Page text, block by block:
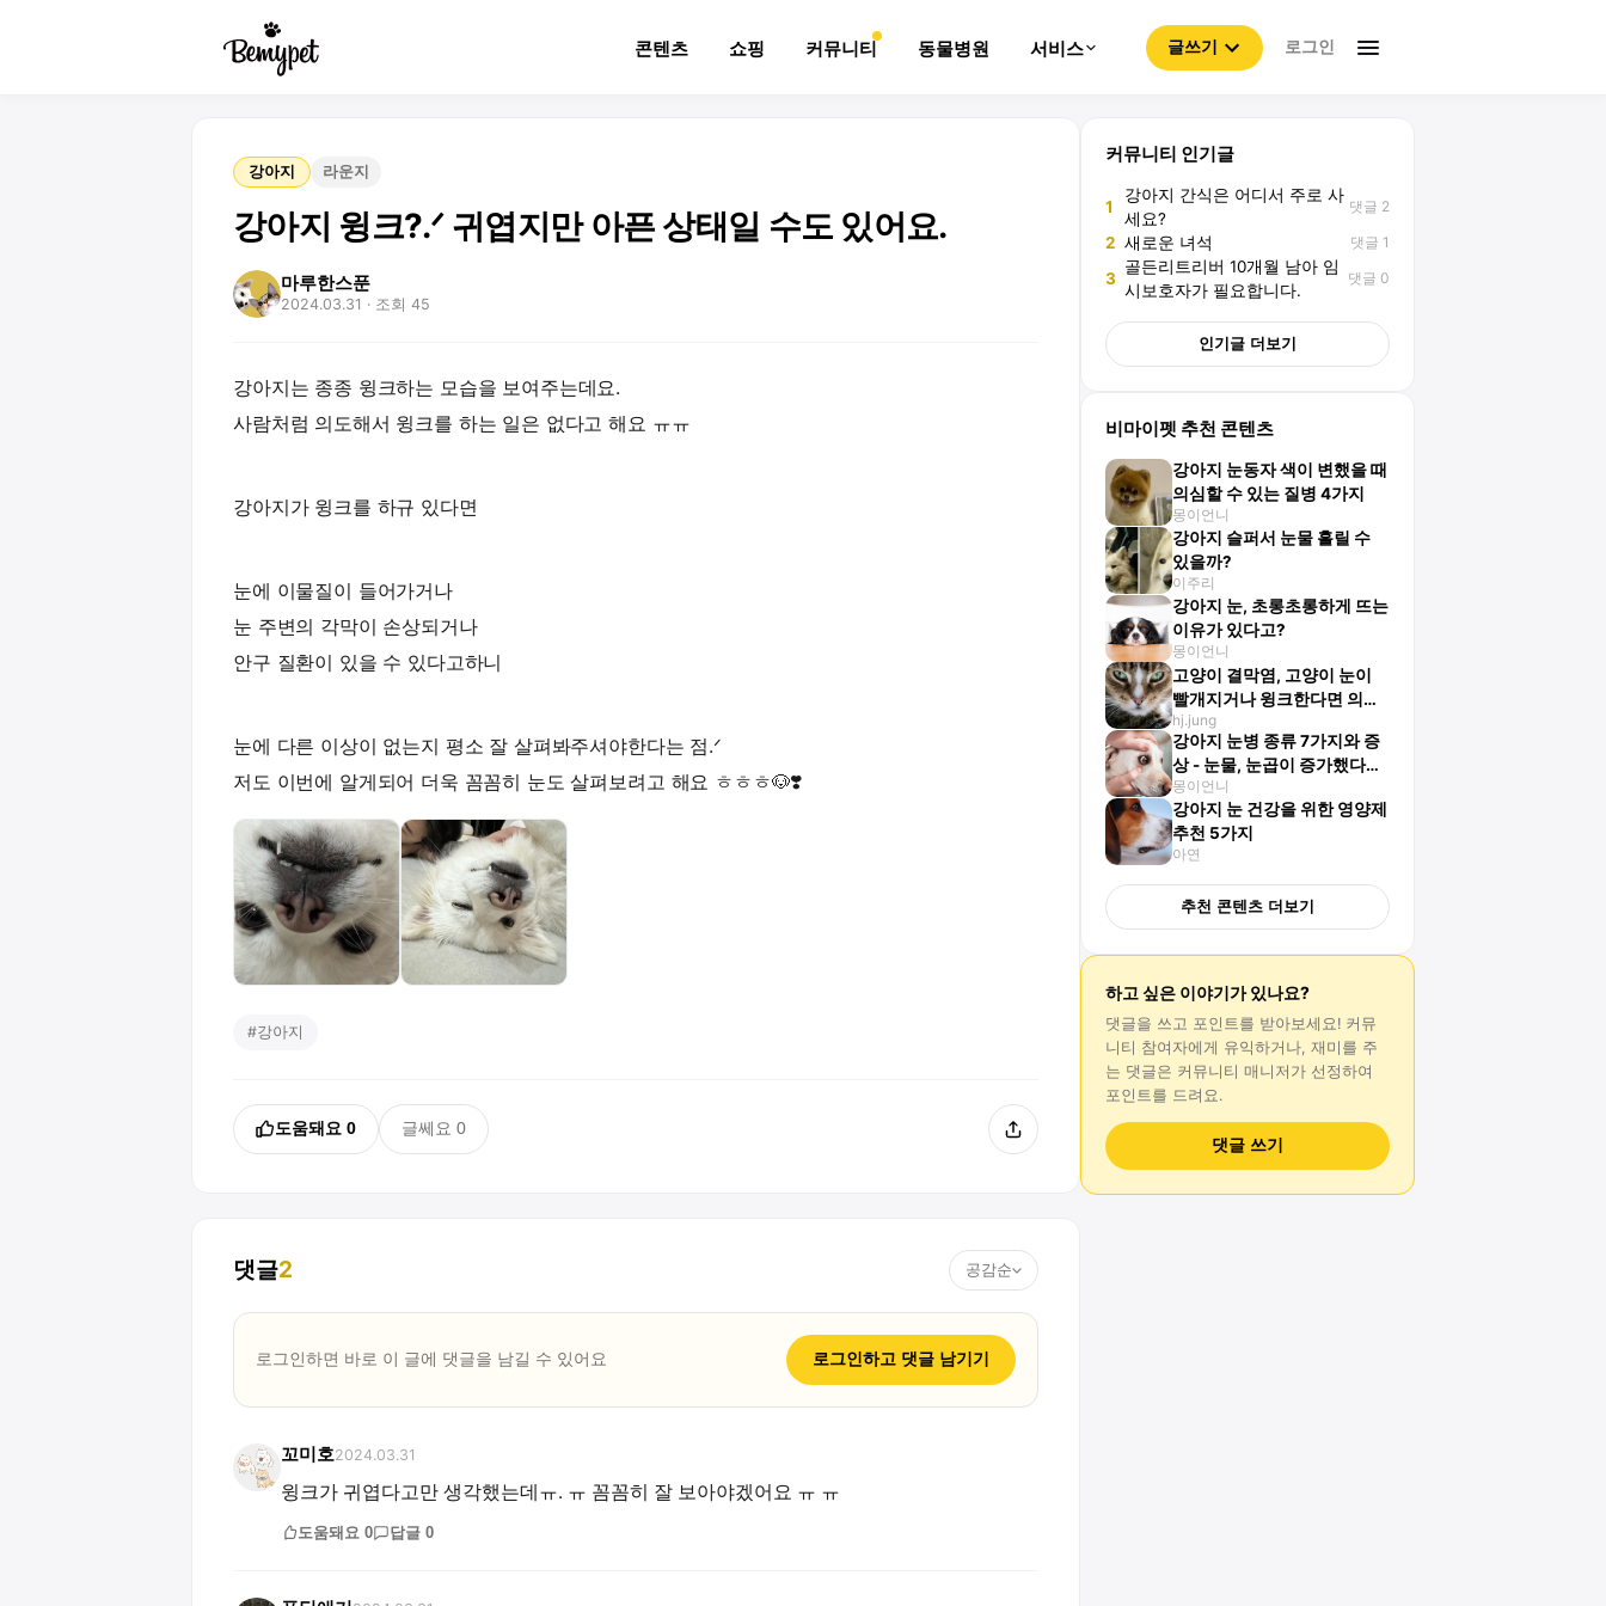
콘텐츠 쇼핑 커뮤니티 동물병원 서비스 글쓰기 로그인
강아지 라운지
강아지 윙크?.ᐟ 귀엽지만 아픈 상태일 수도 있어요.
마루한스푼
2024.03.31 · 조회 45
강아지는 종종 윙크하는 모습을 보여주는데요.
사람처럼 의도해서 윙크를 하는 일은 없다고 해요 ㅠㅠ
강아지가 윙크를 하규 있다면
눈에 이물질이 들어가거나
눈 주변의 각막이 손상되거나
안구 질환이 있을 수 있다고하니
눈에 다른 이상이 없는지 평소 잘 살펴봐주셔야한다는 점.ᐟ
저도 이번에 알게되어 더욱 꼼꼼히 눈도 살펴보려고 해요 ㅎㅎㅎ🐶❣️
#강아지
도움돼요 0 글쎄요 0
댓글2 공감순
로그인하면 바로 이 글에 댓글을 남길 수 있어요 로그인하고 댓글 남기기
꼬미호2024.03.31
윙크가 귀엽다고만 생각했는데ㅠ. ㅠ 꼼꼼히 잘 보아야겠어요 ㅠ ㅠ
도움돼요 0 답글 0
커뮤니티 인기글
1
강아지 간식은 어디서 주로 사
세요?
댓글 2
2 새로운 녀석 댓글 1
3
골든리트리버 10개월 남아 임
시보호자가 필요합니다.
댓글 0
인기글 더보기
비마이펫 추천 콘텐츠
강아지 눈동자 색이 변했을 때
의심할 수 있는 질병 4가지
몽이언니
강아지 슬퍼서 눈물 흘릴 수
있을까?
이주리
강아지 눈, 초롱초롱하게 뜨는
이유가 있다고?
몽이언니
고양이 결막염, 고양이 눈이
빨개지거나 윙크한다면 의심
해야 해요!
hj.jung
강아지 눈병 종류 7가지와 증
상 - 눈물, 눈곱이 증가했다면
의심해야 해요
몽이언니
강아지 눈 건강을 위한 영양제
추천 5가지
아연
추천 콘텐츠 더보기
하고 싶은 이야기가 있나요?
댓글을 쓰고 포인트를 받아보세요! 커뮤
니티 참여자에게 유익하거나, 재미를 주
는 댓글은 커뮤니티 매니저가 선정하여
포인트를 드려요.
댓글 쓰기